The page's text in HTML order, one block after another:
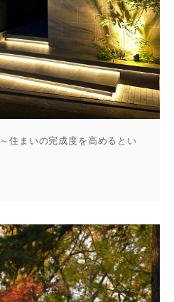
住まいの完成度を高めるとい